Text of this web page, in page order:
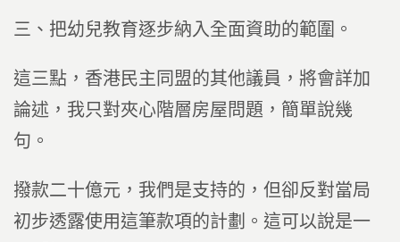
三、把幼兒教育逐步納入全面資助的範圍。
這三點，香港民主同盟的其他議員，將會詳加
論述，我只對夾心階層房屋問題，簡單說幾
句。
撥款二十億元，我們是支持的，但卻反對當局
初步透露使用這筆款項的計劃。這可以說是一